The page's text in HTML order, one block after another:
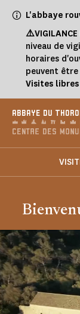
L'abbaye
⚠️VIGILANCE
niveau de
horaires
peuvent
Visites
ABBAYE DU